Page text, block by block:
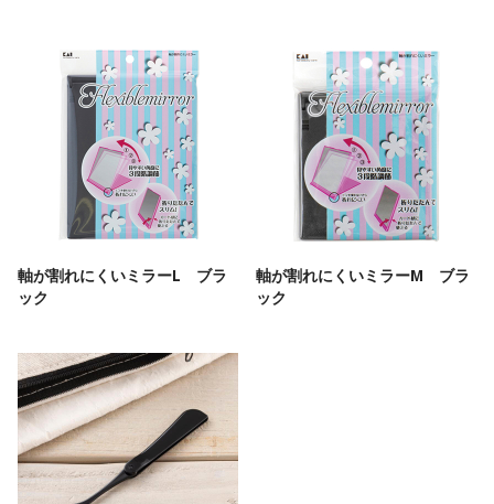
軸が割れにくいミラーL ブラ
ック
軸が割れにくいミラーM ブラ
ック